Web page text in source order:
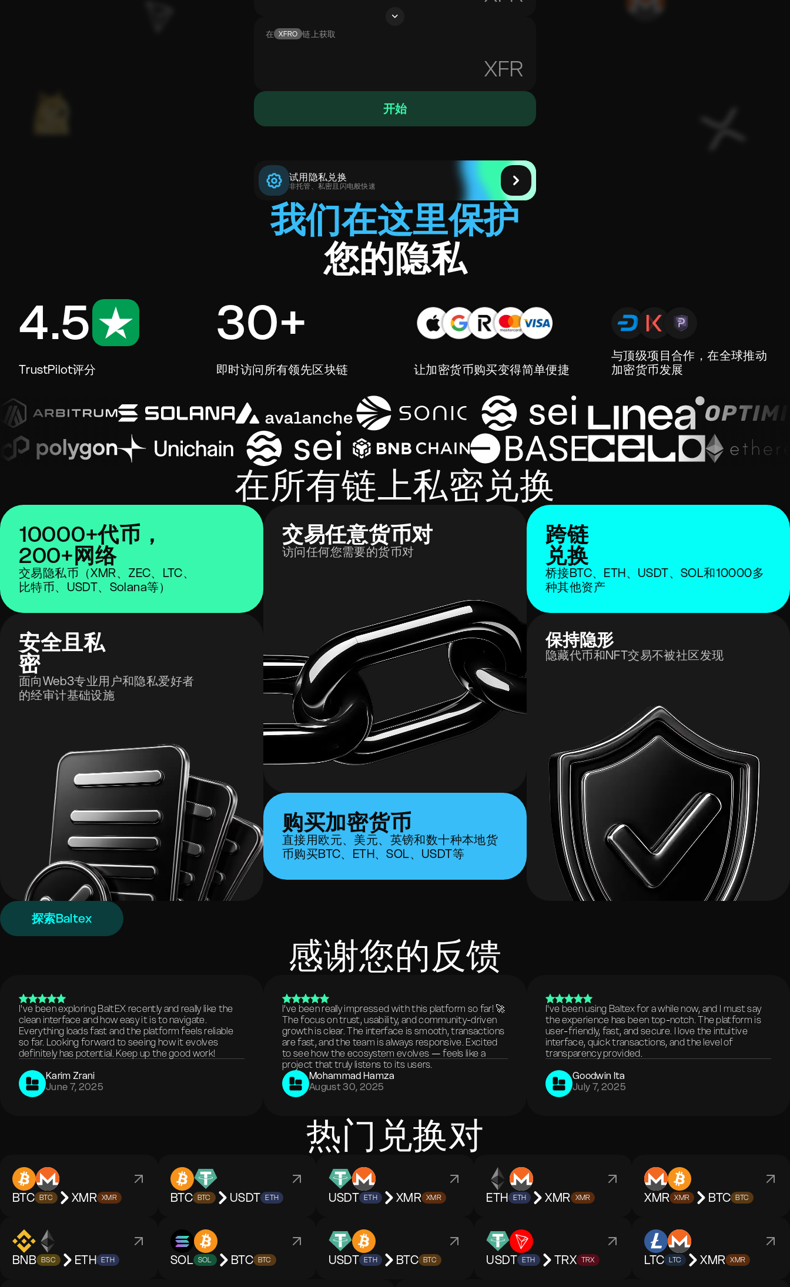
在 XFRO 链上获取
XFR
开始
试用隐私兑换
非托管、私密且闪电般快速
我们在这里保护
您的隐私
4.5
TrustPilot评分
30+
即时访问所有领先区块链 让加密货币购买变得简单便捷
与顶级项目合作，在全球推动
加密货币发展
在所有链上私密兑换
10000+代币，
200+网络
交易隐私币（XMR、ZEC、LTC、
比特币、USDT、Solana等）
安全且私
密
面向Web3专业用户和隐私爱好者
的经审计基础设施
交易任意货币对
访问任何您需要的货币对
购买加密货币
直接用欧元、美元、英镑和数十种本地货
币购买BTC、ETH、SOL、USDT等
跨链
兑换
桥接BTC、ETH、USDT、SOL和10000多
种其他资产
保持隐形
隐藏代币和NFT交易不被社区发现
探索Baltex
感谢您的反馈
I've been exploring BaltEX recently and really like the
clean interface and how easy it is to navigate.
Everything loads fast and the platform feels reliable
so far. Looking forward to seeing how it evolves
definitely has potential. Keep up the good work!
Karim Zrani
June 7, 2025
I’ve been really impressed with this platform so far! 🚀
The focus on trust, usability, and community-driven
growth is clear. The interface is smooth, transactions
are fast, and the team is always responsive. Excited
to see how the ecosystem evolves — feels like a
project that truly listens to its users.
Mohammad Hamza
August 30, 2025
I've been using Baltex for a while now, and I must say
the experience has been top-notch. The platform is
user-friendly, fast, and secure. I love the intuitive
interface, quick transactions, and the level of
transparency provided.
Goodwin Ita
July 7, 2025
热门兑换对
BTC BTC XMR XMR BTC BTC USDT ETH USDT ETH XMR XMR ETH ETH XMR XMR XMR XMR BTC BTC
BNB BSC ETH ETH SOL SOL BTC BTC USDT ETH BTC BTC USDT ETH TRX TRX LTC LTC XMR XMR